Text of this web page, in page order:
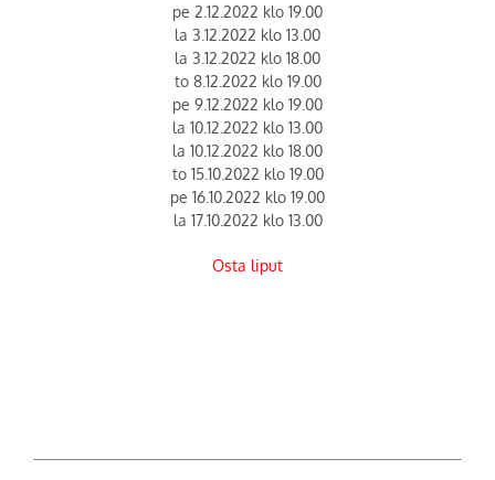
pe 2.12.2022 klo 19.00
la 3.12.2022 klo 13.00
la 3.12.2022 klo 18.00
to 8.12.2022 klo 19.00
pe 9.12.2022 klo 19.00
la 10.12.2022 klo 13.00
la 10.12.2022 klo 18.00
to 15.10.2022 klo 19.00
pe 16.10.2022 klo 19.00
la 17.10.2022 klo 13.00
Osta liput